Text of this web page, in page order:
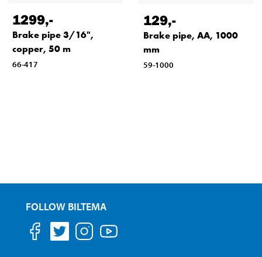
1299,-
Brake pipe 3/16",
copper, 50 m
66-417
129,-
Brake pipe, AA, 1000
mm
59-1000
FOLLOW BILTEMA